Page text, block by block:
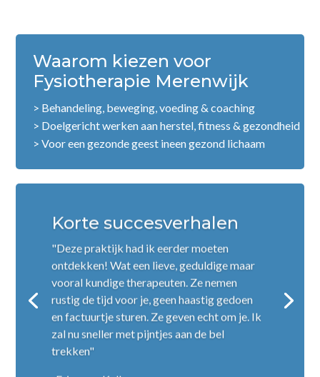
Waarom kiezen voor
Fysiotherapie Merenwijk
> Behandeling, beweging, voeding & coaching
> Doelgericht werken aan herstel, fitness & gezondheid
> Voor een gezonde geest ineen gezond lichaam
Korte succesverhalen
"Deze praktijk had ik eerder moeten
ontdekken! Wat een lieve, geduldige maar
vooral kundige therapeuten. Ze nemen
rustig de tijd voor je, geen haastig gedoen
en factuurtje sturen. Ze geven echt om je. Ik
zal nu sneller met pijntjes aan de bel
trekken"